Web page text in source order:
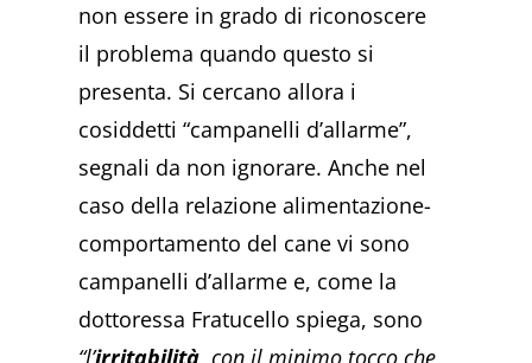
non essere in grado di riconoscere
il problema quando questo si
presenta. Si cercano allora i
cosiddetti “campanelli d’allarme”,
segnali da non ignorare. Anche nel
caso della relazione alimentazione-
comportamento del cane vi sono
campanelli d’allarme e, come la
dottoressa Fratucello spiega, sono
“l’irritabilità, con il minimo tocco che